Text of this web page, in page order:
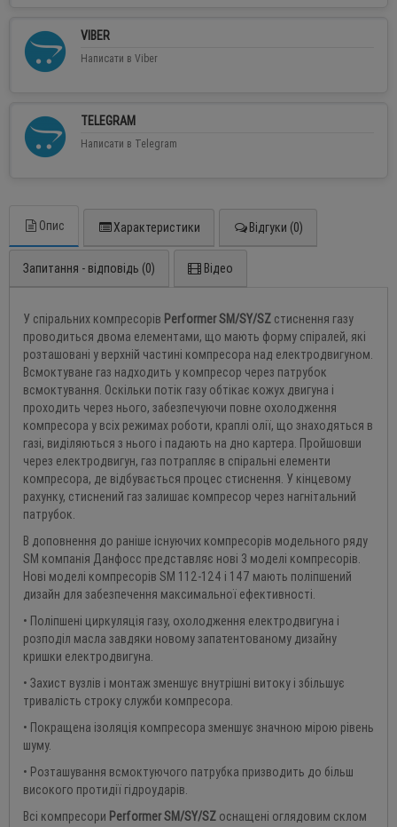
VIBER
Написати в Viber
TELEGRAM
Написати в Telegram
Опис Характеристики Відгуки (0)
Запитання - відповідь (0) Відео
У спіральних компресорів PerformerSM/SY/SZ стиснення газу
проводиться двома елементами, що мають форму спіралей, які
розташовані у верхній частині компресора над електродвигуном.
Всмоктуване газ надходить у компресор через патрубок
всмоктування. Оскільки потік газу обтікає кожух двигуна і
проходить через нього, забезпечуючи повне охолодження
компресора у всіх режимах роботи, краплі олії, що знаходяться в
газі, виділяються з нього і падають на дно картера. Пройшовши
через електродвигун, газ потрапляє в спіральні елементи
компресора, де відбувається процес стиснення. У кінцевому
рахунку, стиснений газ залишає компресор через нагнітальний
патрубок.
В доповнення до раніше існуючих компресорів модельного ряду
SM компанія Данфосс представляє нові 3 моделі компресорів.
Нові моделі компресорів SM 112-124 і 147 мають поліпшений
дизайн для забезпечення максимальної ефективності.
• Поліпшені циркуляція газу, охолодження електродвигуна і
розподіл масла завдяки новому запатентованому дизайну
кришки електродвигуна.
• Захист вузлів і монтаж зменшує внутрішні витоку і збільшує
тривалість строку служби компресора.
• Покращена ізоляція компресора зменшує значною мірою рівень
шуму.
• Розташування всмоктуючого патрубка призводить до більш
високого протидії гідроударів.
Всі компресори PerformerSM/SY/SZ оснащені оглядовим склом